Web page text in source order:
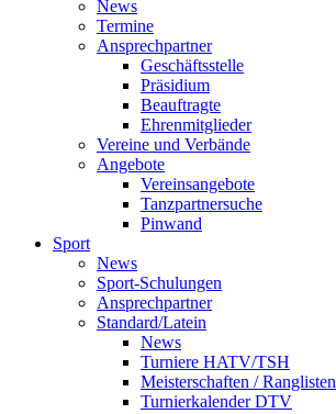
News
Termine
Ansprechpartner
Geschäftsstelle
Präsidium
Beauftragte
Ehrenmitglieder
Vereine und Verbände
Angebote
Vereinsangebote
Tanzpartnersuche
Pinwand
Sport
News
Sport-Schulungen
Ansprechpartner
Standard/Latein
News
Turniere HATV/TSH
Meisterschaften / Ranglisten
Turnierkalender DTV